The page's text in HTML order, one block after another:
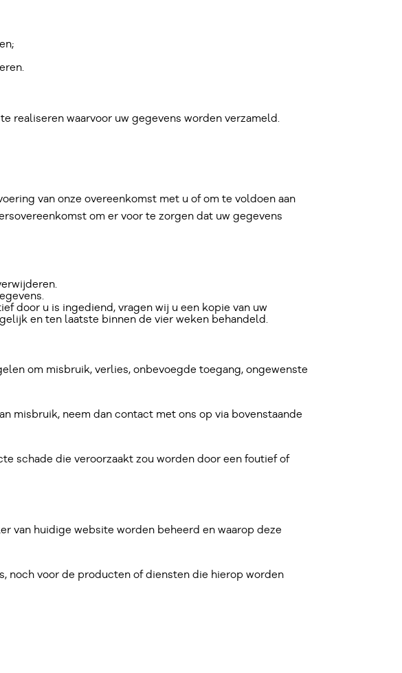
realiseren waarvoor uw gegevens worden verzameld.
van onze overeenkomst met u of om te voldoen aan
om er voor te zorgen dat uw gegevens
door u is ingediend, vragen wij u een kopie van uw
en ten laatste binnen de vier weken behandeld.
om misbruik, verlies, onbevoegde toegang, ongewenste
misbruik, neem dan contact met ons op via bovenstaande
schade die veroorzaakt zou worden door een foutief of
van huidige website worden beheerd en waarop deze
noch voor de producten of diensten die hierop worden